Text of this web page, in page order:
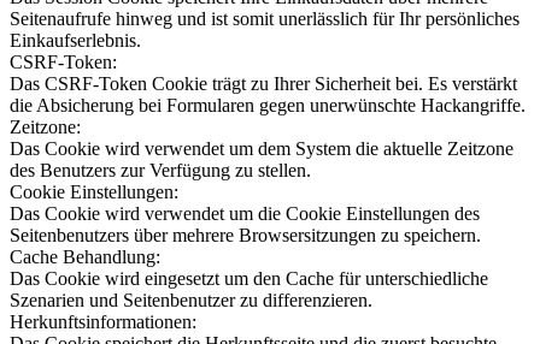
Seitenaufrufe hinweg und ist somit unerlässlich für Ihr persönliches
Einkaufserlebnis.
CSRF-Token:
Das CSRF-Token Cookie trägt zu Ihrer Sicherheit bei. Es verstärkt
die Absicherung bei Formularen gegen unerwünschte Hackangriffe.
Zeitzone:
Das Cookie wird verwendet um dem System die aktuelle Zeitzone
des Benutzers zur Verfügung zu stellen.
Cookie Einstellungen:
Das Cookie wird verwendet um die Cookie Einstellungen des
Seitenbenutzers über mehrere Browsersitzungen zu speichern.
Cache Behandlung:
Das Cookie wird eingesetzt um den Cache für unterschiedliche
Szenarien und Seitenbenutzer zu differenzieren.
Herkunftsinformationen: